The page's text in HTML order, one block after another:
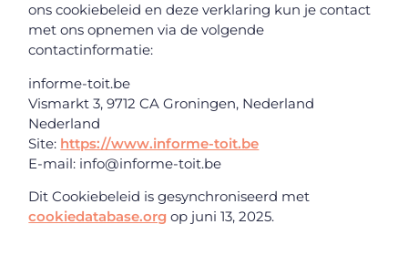
ons cookiebeleid en deze verklaring kun je contact
met ons opnemen via de volgende
contactinformatie:
informe-toit.be
Vismarkt 3, 9712 CA Groningen, Nederland
Nederland
Site: https://www.informe-toit.be
E-mail: info@informe-toit.be
Dit Cookiebeleid is gesynchroniseerd met
cookiedatabase.org op juni 13, 2025.